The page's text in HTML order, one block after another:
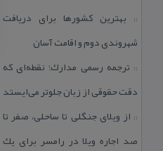
:: بهترین كشورها برای دریافت
شهروندی دوم و اقامت آسان
:: ترجمه رسمی مدارك؛ نقطه‌ای كه
دقت حقوقی از زبان جلوتر می‌ایستد
:: از ویلای جنگلی تا ساحلی، صفر تا
صد اجاره ویلا در رامسر برای یك